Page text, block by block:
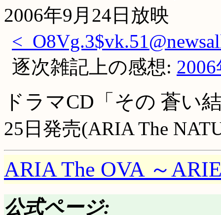
2006年9月24日放映
逐次雑記上の感想:
ドラマCD「その 蒼い
25日発売(ARIA The
ARIA The OVA ～
公式ページ: